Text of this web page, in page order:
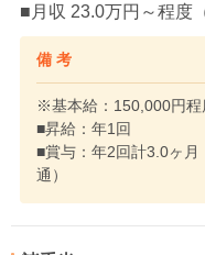
■月収 23.0万円～程度
備 考
※基本給：150,000円程
■昇給：年1回
■賞与：年2回計3.0ヶ
通）